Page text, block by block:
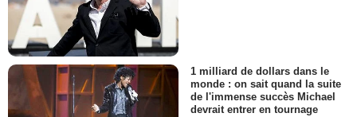
1 milliard de dollars dans le
monde : on sait quand la suite
de l'immense succès Michael
devrait entrer en tournage